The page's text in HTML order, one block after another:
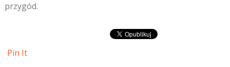
przygód.
Pin It